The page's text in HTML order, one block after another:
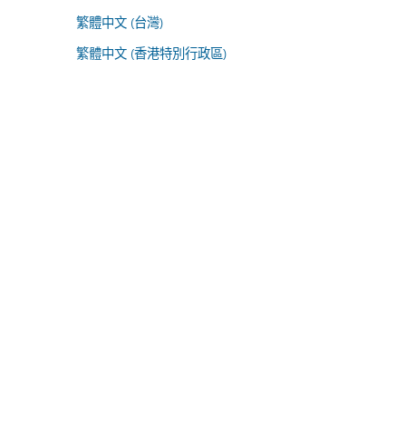
繁體中文 (台灣)
繁體中文 (香港特別行政區)